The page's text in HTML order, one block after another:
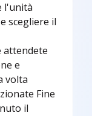
l'unità
scegliere il
attendete
e
volta
Fine
il